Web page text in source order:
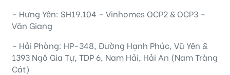
– Hưng Yên: SH19.104 – Vinhomes OCP2 & OCP3 –
Văn Giang
– Hải Phòng: HP-348, Đường Hạnh Phúc, Vũ Yên &
1393 Ngô Gia Tự, TDP 6, Nam Hải, Hải An (Nam Tràng
Cát)